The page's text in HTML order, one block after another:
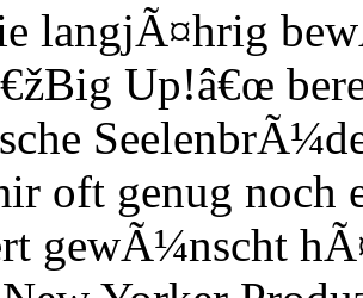
langjÃ¤hrig
Up!â€œ
oft genug noch
gewÃ¼nscht